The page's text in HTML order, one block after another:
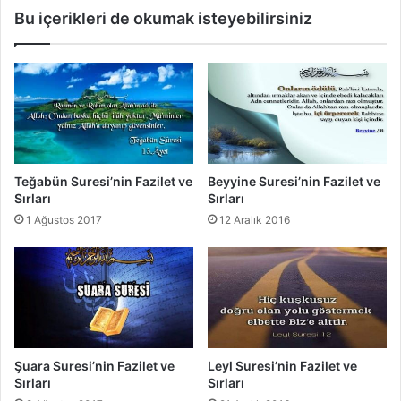
n
z
i
l
e
t
e
S
ı
r
Bu içerikleri de okumak isteyebilirsiniz
Teğabün Suresi’nin Fazilet ve
Sırları
1 Ağustos 2017
Beyyine Suresi’nin Fazilet ve
Sırları
12 Aralık 2016
Şuara Suresi’nin Fazilet ve
Sırları
Leyl Suresi’nin Fazilet ve
Sırları